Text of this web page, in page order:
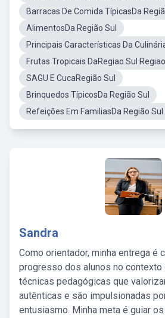
Barracas De Comida TípicasDa
AlimentosDa Região Sul
Principais Características Da
Frutas Tropicais DaRegiao Sul Regiao
SAGU E CucaRegião Sul
Brinquedos TípicosDa Região Sul
Refeições Em FamiliasDa Região Sul
Sandra
Como orientador, minha entrega é
progresso dos alunos no contexto
técnicas pedagógicas que
autênticas e são impulsionadas
entusiasmo. Minha meta é guiar